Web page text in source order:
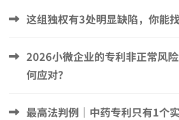
这组独权有3处明显缺陷，你能
2026小微企业的专利非正常风
何应对？
最高法判例｜中药专利只有1个